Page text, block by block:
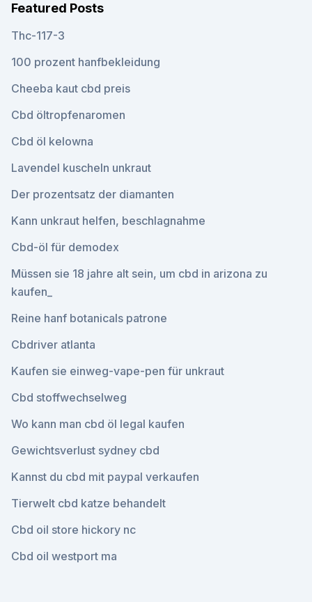
Featured Posts
Thc-117-3
100 prozent hanfbekleidung
Cheeba kaut cbd preis
Cbd öltropfenaromen
Cbd öl kelowna
Lavendel kuscheln unkraut
Der prozentsatz der diamanten
Kann unkraut helfen, beschlagnahme
Cbd-öl für demodex
Müssen sie 18 jahre alt sein, um cbd in arizona zu
kaufen_
Reine hanf botanicals patrone
Cbdriver atlanta
Kaufen sie einweg-vape-pen für unkraut
Cbd stoffwechselweg
Wo kann man cbd öl legal kaufen
Gewichtsverlust sydney cbd
Kannst du cbd mit paypal verkaufen
Tierwelt cbd katze behandelt
Cbd oil store hickory nc
Cbd oil westport ma